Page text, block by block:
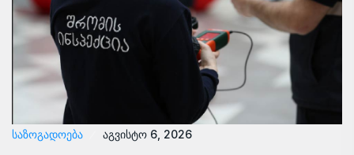
ᲡᲐᲖᲝᲒᲐᲓᲝᲔᲑᲐ აგვისტო 6, 2026